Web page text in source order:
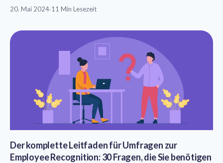
20. Mai 2024·11 Min Lesezeit
Der komplette Leitfaden für Umfragen zur
Employee Recognition: 30 Fragen, die Sie benötigen